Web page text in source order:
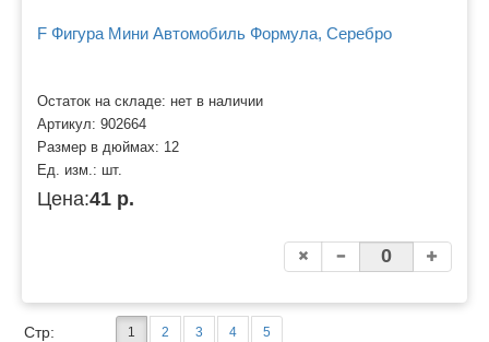
F Фигура Мини Автомобиль Формула, Серебро
Остаток на складе: нет в наличии
Артикул: 902664
Размер в дюймах: 12
Ед. изм.: шт.
Цена:41 р.
Стр: 1 2 3 4 5